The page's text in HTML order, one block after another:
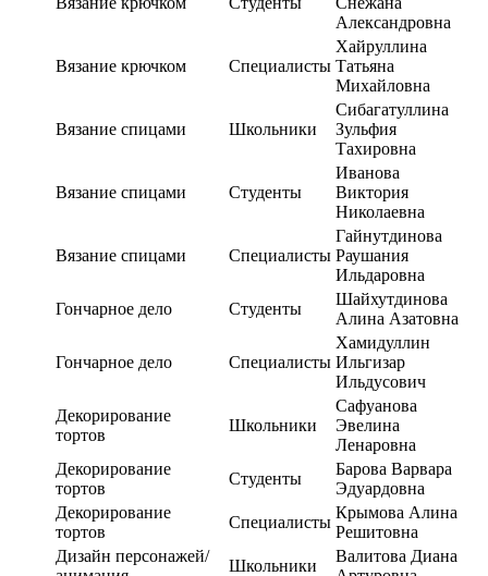
Александровна
Вязание крючком Специалисты
Хайруллина
Татьяна
Михайловна
Вязание спицами Школьники
Сибагатуллина
Зульфия
Тахировна
Вязание спицами Студенты
Иванова
Виктория
Николаевна
Вязание спицами Специалисты
Гайнутдинова
Раушания
Ильдаровна
Гончарное дело
Студенты
Шайхутдинова
Алина Азатовна
Гончарное дело Специалисты
Хамидуллин
Ильгизар
Ильдусович
Декорирование
тортов
Школьники
Сафуанова
Эвелина
Ленаровна
Декорирование
тортов
Студенты
Барова Варвара
Эдуардовна
Декорирование
тортов
Специалисты
Крымова Алина
Решитовна
Дизайн персонажей/
Школьники
Валитова Диана